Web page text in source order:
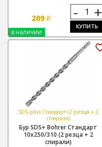
209₽ - +
КУПИТЬ
в наличии
SDS-plus Стандарт (2 резца + 2
спирали)
Бур SDS+ Bohrer Стандарт
10х250/310 (2 резца + 2
спирали)